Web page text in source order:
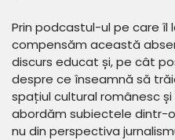
Prin podcastul-ul pe care îl
compensăm această
discurs educat și, pe cât
despre ce înseamnă să
spațiul cultural românesc
abordăm subiectele dintr-
nu din perspectiva